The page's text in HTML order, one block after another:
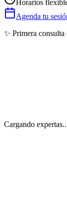
Horarios
Agenda tu
✨ Primera
Cargando